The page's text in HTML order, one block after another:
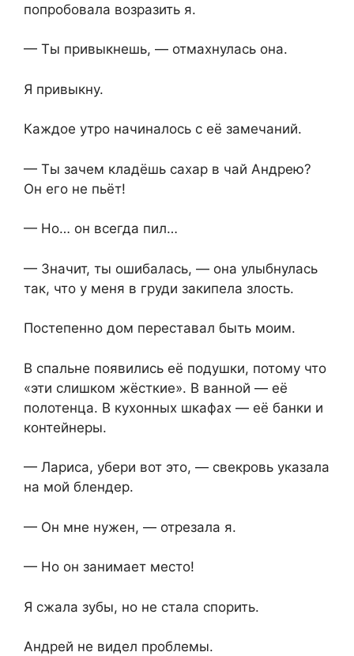
попробовала возразить я.
— Ты привыкнешь, — отмахнулась она.
Я привыкну.
Каждое утро начиналось с её замечаний.
— Ты зачем кладёшь сахар в чай Андрею?
Он его не пьёт!
— Но… он всегда пил…
— Значит, ты ошибалась, — она улыбнулась
так, что у меня в груди закипела злость.
Постепенно дом переставал быть моим.
В спальне появились её подушки, потому что
«эти слишком жёсткие». В ванной — её
полотенца. В кухонных шкафах — её банки и
контейнеры.
— Лариса, убери вот это, — свекровь указала
на мой блендер.
— Он мне нужен, — отрезала я.
— Но он занимает место!
Я сжала зубы, но не стала спорить.
Андрей не видел проблемы.